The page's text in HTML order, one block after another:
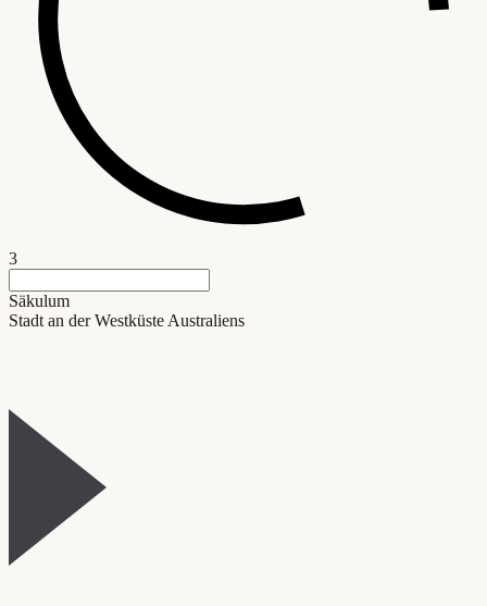
3
Säkulum
Stadt an der Westküste Australiens